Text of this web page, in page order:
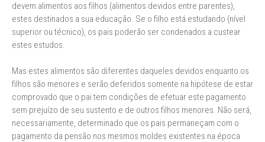
devem alimentos aos filhos (alimentos devidos entre parentes),
estes destinados a sua educação. Se o filho está estudando (nível
superior ou técnico), os pais poderão ser condenados a custear
estes estudos.
Mas estes alimentos são diferentes daqueles devidos enquanto os
filhos são menores e serão deferidos somente na hipótese de estar
comprovado que o pai tem condições de efetuar este pagamento
sem prejuízo de seu sustento e de outros filhos menores. Não será,
necessariamente, determinado que os pais permaneçam com o
pagamento da pensão nos mesmos moldes existentes na época